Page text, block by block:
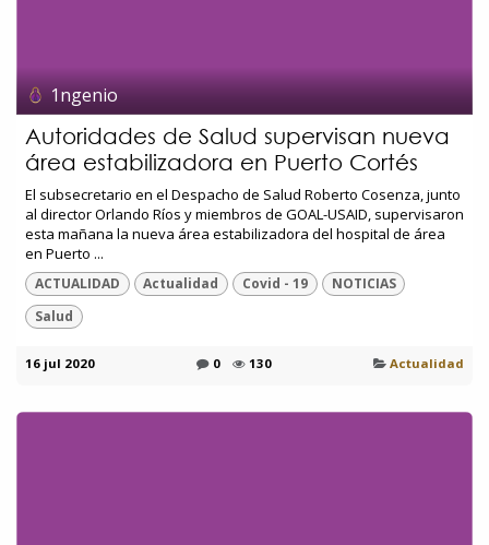
1ngenio
Autoridades de Salud supervisan nueva
área estabilizadora en Puerto Cortés
El subsecretario en el Despacho de Salud Roberto Cosenza, junto
al director Orlando Ríos y miembros de GOAL-USAID, supervisaron
esta mañana la nueva área estabilizadora del hospital de área
en Puerto ...
ACTUALIDAD Actualidad Covid - 19
NOTICIAS
Salud
16 jul 2020 0 130 Actualidad